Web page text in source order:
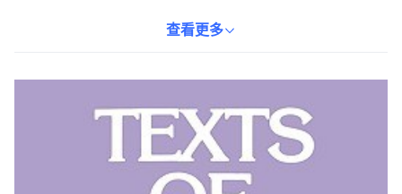
理解。本書為英語版本，重量為181克，ISBN為9780800615376，
查看更多